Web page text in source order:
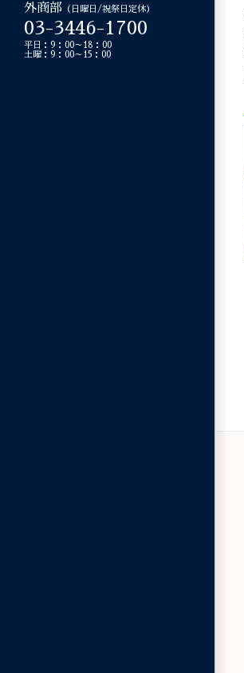
外商部 （日曜日/祝祭日定休）
03-3446-1700
平日：9：00～18：00
土曜：9：00～15：00